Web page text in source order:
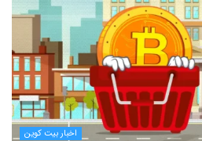
اخبار بیت کوین